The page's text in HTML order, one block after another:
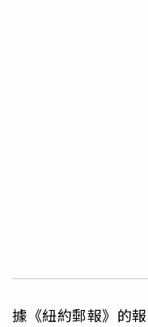
據《紐約郵報》的